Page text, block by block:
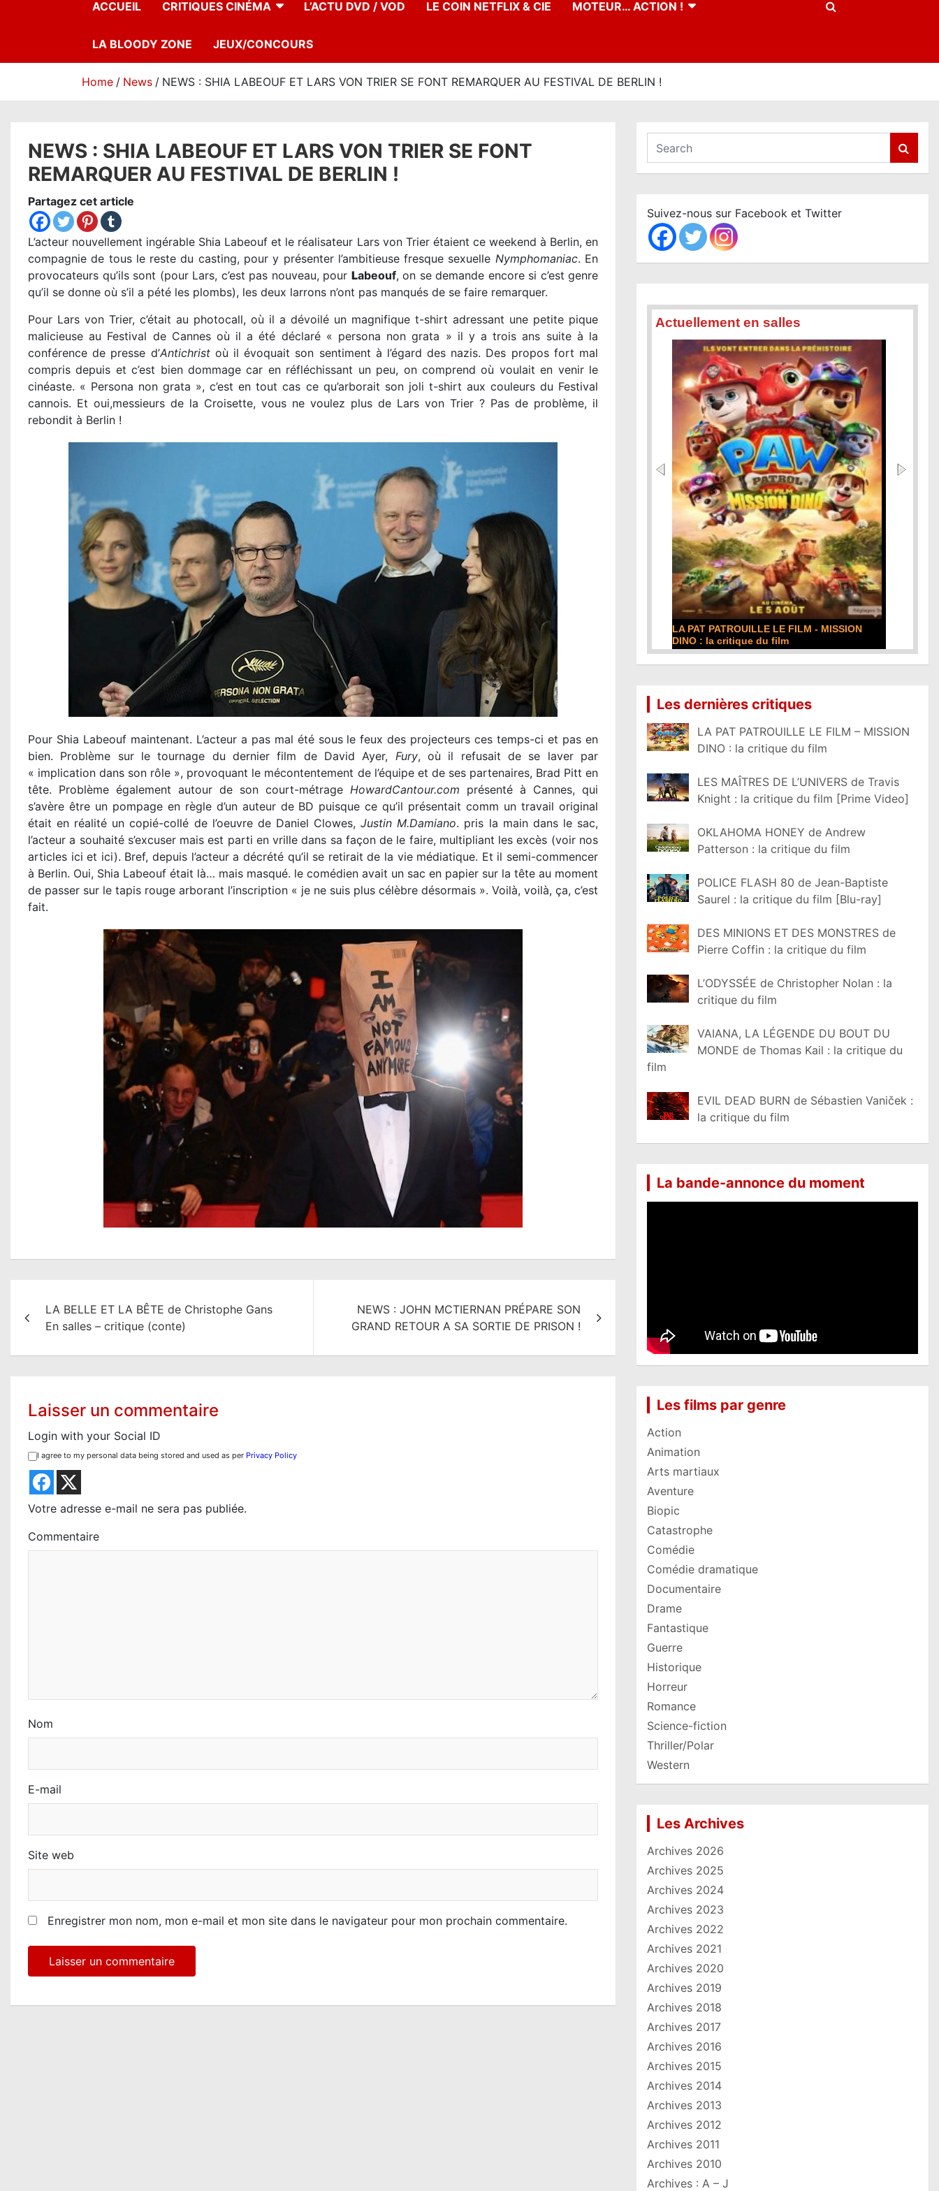
ACCUEIL CRITIQUES CINÉMA L’ACTU DVD / VOD LE COIN NETFLIX & CIE MOTEUR… ACTION !
LA BLOODY ZONE JEUX/CONCOURS
Home News NEWS : SHIA LABEOUF ET LARS VON TRIER SE FONT REMARQUER AU FESTIVAL DE BERLIN !
NEWS : SHIA LABEOUF ET LARS VON TRIER SE FONT
REMARQUER AU FESTIVAL DE BERLIN !
Partagez cet article
L’acteur nouvellement ingérable Shia Labeouf et le réalisateur Lars von Trier étaient ce weekend à Berlin, en
compagnie de tous le reste du casting, pour y présenter l’ambitieuse fresque sexuelle Nymphomaniac. En
provocateurs qu’ils sont (pour Lars, c’est pas nouveau, pour Labeouf, on se demande encore si c’est genre
qu’il se donne où s’il a pété les plombs), les deux larrons n’ont pas manqués de se faire remarquer.
Pour Lars von Trier, c’était au photocall, où il a dévoilé un magnifique t-shirt adressant une petite pique
malicieuse au Festival de Cannes où il a été déclaré « persona non grata » il y a trois ans suite à la
conférence de presse d’Antichristoù il évoquait son sentiment à l’égard des nazis. Des propos fort mal
compris depuis et c’est bien dommage car en réfléchissant un peu, on comprend où voulait en venir le
cinéaste. « Persona non grata », c’est en tout cas ce qu’arborait son joli t-shirt aux couleurs du Festival
cannois. Et oui,messieurs de la Croisette, vous ne voulez plus de Lars von Trier ? Pas de problème, il
rebondit à Berlin !
Pour Shia Labeouf maintenant. L’acteur a pas mal été sous le feux des projecteurs ces temps-ci et pas en
bien. Problème sur le tournage du dernier film de David Ayer, Fury, où il refusait de se laver par
« implication dans son rôle », provoquant le mécontentement de l’équipe et de ses partenaires, Brad Pitt en
tête. Problème également autour de son court-métrage HowardCantour.com présenté à Cannes, qui
s’avère être un pompage en règle d’un auteur de BD puisque ce qu’il présentait comm un travail original
était en réalité un copié-collé de l’oeuvre de Daniel Clowes,Justin M.Damiano. pris la main dans le sac,
l’acteur a souhaité s’excuser mais est parti en vrille dans sa façon de le faire, multipliant les excès (voir nos
articles ici et ici). Bref, depuis l’acteur a décrété qu’il se retirait de la vie médiatique. Et il semi-commencer
à Berlin. Oui, Shia Labeouf était là… mais masqué. le comédien avait un sac en papier sur la tête au moment
de passer sur le tapis rouge arborant l’inscription « je ne suis plus célèbre désormais ». Voilà, voilà, ça, c’est
fait.
LA BELLE ET LA BÊTE de Christophe Gans
En salles – critique (conte)
NEWS : JOHN MCTIERNAN PRÉPARE SON
GRAND RETOUR A SA SORTIE DE PRISON !
Laisser un commentaire
Login with your Social ID
I agree to my personal data being stored and used as per Privacy Policy
Votre adresse e-mail ne sera pas publiée.
Commentaire
Nom
E-mail
Site web
Enregistrer mon nom, mon e-mail et mon site dans le navigateur pour mon prochain commentaire.
a
c
h
Suivez-nous sur Facebook et Twitter
Actuellement en salles
LA PAT PATROUILLE LE FILM - MISSION
DINO : la critique du film
Les dernières critiques
LA PAT PATROUILLE LE FILM – MISSION
DINO : la critique du film
LES MAÎTRES DE L’UNIVERS de Travis
Knight : la critique du film [Prime Video]
OKLAHOMA HONEY de Andrew
Patterson : la critique du film
POLICE FLASH 80 de Jean-Baptiste
Saurel : la critique du film [Blu-ray]
DES MINIONS ET DES MONSTRES de
Pierre Coffin : la critique du film
L’ODYSSÉE de Christopher Nolan : la
critique du film
VAIANA, LA LÉGENDE DU BOUT DU
MONDE de Thomas Kail : la critique du
film
EVIL DEAD BURN de Sébastien Vaniček :
la critique du film
La bande-annonce du moment
Les films par genre
Action
Animation
Arts martiaux
Aventure
Biopic
Catastrophe
Comédie
Comédie dramatique
Documentaire
Drame
Fantastique
Guerre
Historique
Horreur
Romance
Science-fiction
Thriller/Polar
Western
Les Archives
Archives 2026
Archives 2025
Archives 2024
Archives 2023
Archives 2022
Archives 2021
Archives 2020
Archives 2019
Archives 2018
Archives 2017
Archives 2016
Archives 2015
Archives 2014
Archives 2013
Archives 2012
Archives 2011
Archives 2010
Archives : A – J